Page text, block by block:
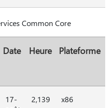
Common Core
Date Heure Plateforme
17-
2,139 x86